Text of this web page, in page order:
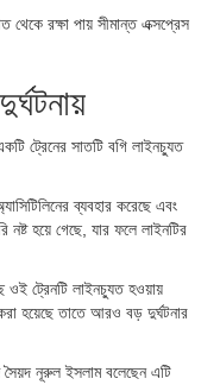
থেকে রক্ষা পায় সীমান্ত এক্সপ্রেস
ট্রেনের সাতটি বগি লাইনচ্যুত
ব্যবহার করেছে এবং
হয়ে গেছে, যার ফলে লাইনটির
ওই ট্রেনটি লাইনচ্যুত হওয়ায়
হয়েছে তাতে আরও বড় দুর্ঘটনার
সৈয়দ নূরুল ইসলাম বলেছেন এটি